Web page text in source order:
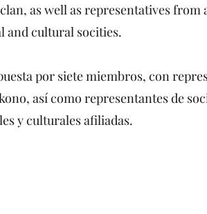
as well as representatives from
and cultural socities.
por siete miembros, con
así como representantes de
y culturales afiliadas.